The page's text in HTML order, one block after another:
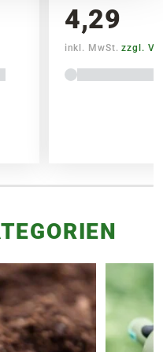
4,29
inkl. MwSt.zzgl.